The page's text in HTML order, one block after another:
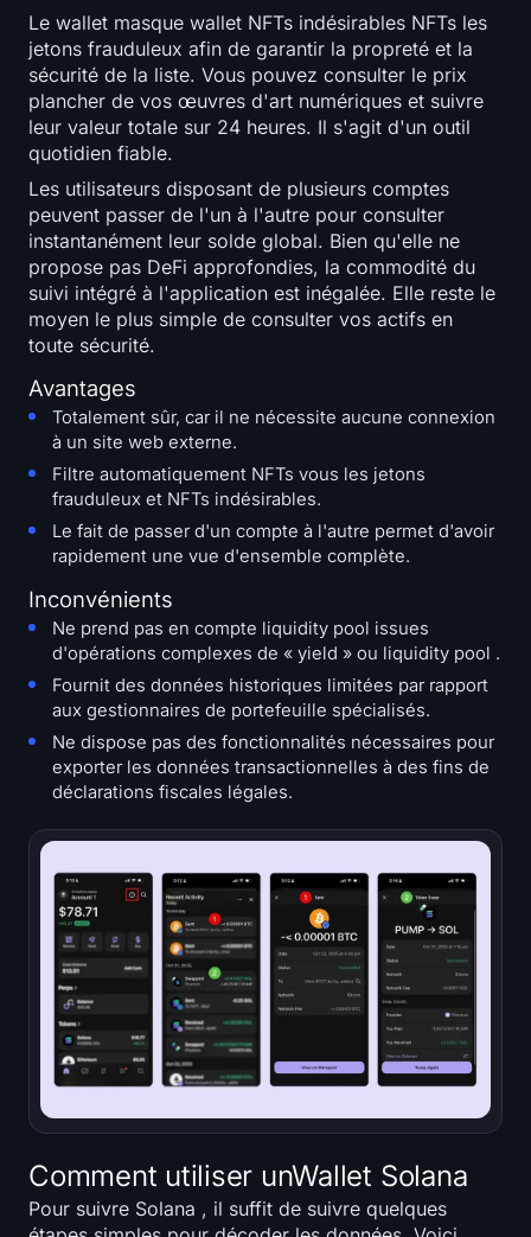
Le wallet masque wallet NFTs indésirables NFTs les
jetons frauduleux afin de garantir la propreté et la
sécurité de la liste. Vous pouvez consulter le prix
plancher de vos œuvres d'art numériques et suivre
leur valeur totale sur 24 heures. Il s'agit d'un outil
quotidien fiable.
Les utilisateurs disposant de plusieurs comptes
peuvent passer de l'un à l'autre pour consulter
instantanément leur solde global. Bien qu'elle ne
propose pas DeFi approfondies, la commodité du
suivi intégré à l'application est inégalée. Elle reste le
moyen le plus simple de consulter vos actifs en
toute sécurité.
Avantages
Totalement sûr, car il ne nécessite aucune connexion
à un site web externe.
Filtre automatiquement NFTs vous les jetons
frauduleux et NFTs indésirables.
Le fait de passer d'un compte à l'autre permet d'avoir
rapidement une vue d'ensemble complète.
Inconvénients
Ne prend pas en compte liquidity pool issues
d'opérations complexes de « yield » ou liquidity pool .
Fournit des données historiques limitées par rapport
aux gestionnaires de portefeuille spécialisés.
Ne dispose pas des fonctionnalités nécessaires pour
exporter les données transactionnelles à des fins de
déclarations fiscales légales.
Comment utiliser unWallet Solana
Pour suivre Solana , il suffit de suivre quelques